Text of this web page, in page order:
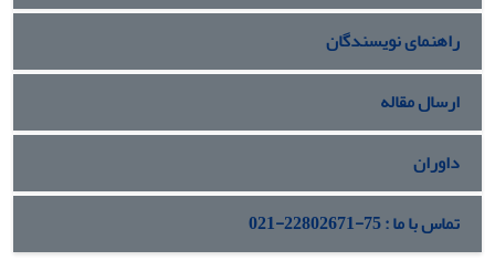
راهنمای نویسندگان
ارسال مقاله
داوران
تماس با ما : 75-22802671-021